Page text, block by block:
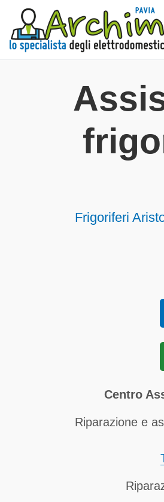
Frigoriferi
Centro
Riparazione e